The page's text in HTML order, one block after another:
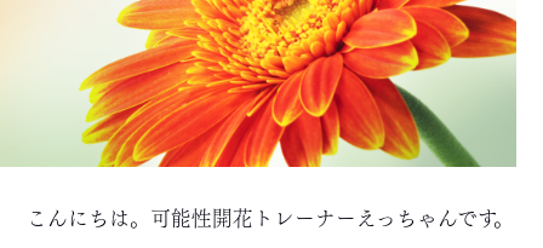
こんにちは。可能性開花トレーナーえっちゃんです。